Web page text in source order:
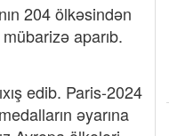
204 ölkəsindən
aparıb.
edib. Paris-2024
əyarına